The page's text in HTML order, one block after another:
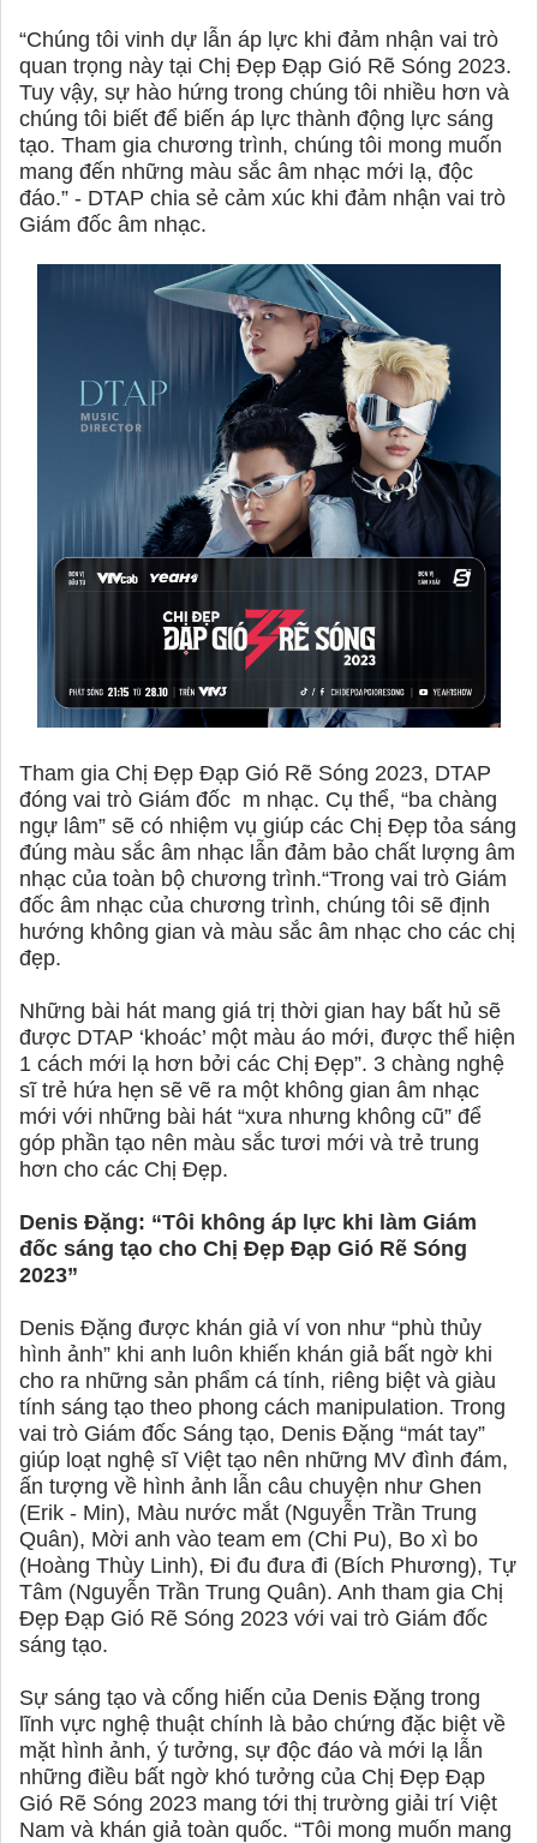
“Chúng tôi vinh dự lẫn áp lực khi đảm nhận vai trò
quan trọng này tại Chị Đẹp Đạp Gió Rẽ Sóng 2023.
Tuy vậy, sự hào hứng trong chúng tôi nhiều hơn và
chúng tôi biết để biến áp lực thành động lực sáng
tạo. Tham gia chương trình, chúng tôi mong muốn
mang đến những màu sắc âm nhạc mới lạ, độc
đáo.” - DTAP chia sẻ cảm xúc khi đảm nhận vai trò
Giám đốc âm nhạc.
Tham gia Chị Đẹp Đạp Gió Rẽ Sóng 2023, DTAP
đóng vai trò Giám đốc m nhạc. Cụ thể, “ba chàng
ngự lâm” sẽ có nhiệm vụ giúp các Chị Đẹp tỏa sáng
đúng màu sắc âm nhạc lẫn đảm bảo chất lượng âm
nhạc của toàn bộ chương trình.“Trong vai trò Giám
đốc âm nhạc của chương trình, chúng tôi sẽ định
hướng không gian và màu sắc âm nhạc cho các chị
đẹp.
Những bài hát mang giá trị thời gian hay bất hủ sẽ
được DTAP ‘khoác’ một màu áo mới, được thể hiện
1 cách mới lạ hơn bởi các Chị Đẹp”. 3 chàng nghệ
sĩ trẻ hứa hẹn sẽ vẽ ra một không gian âm nhạc
mới với những bài hát “xưa nhưng không cũ” để
góp phần tạo nên màu sắc tươi mới và trẻ trung
hơn cho các Chị Đẹp.
Denis Đặng: “Tôi không áp lực khi làm Giám
đốc sáng tạo cho Chị Đẹp Đạp Gió Rẽ Sóng
2023”
Denis Đặng được khán giả ví von như “phù thủy
hình ảnh” khi anh luôn khiến khán giả bất ngờ khi
cho ra những sản phẩm cá tính, riêng biệt và giàu
tính sáng tạo theo phong cách manipulation. Trong
vai trò Giám đốc Sáng tạo, Denis Đặng “mát tay”
giúp loạt nghệ sĩ Việt tạo nên những MV đình đám,
ấn tượng về hình ảnh lẫn câu chuyện như Ghen
(Erik - Min), Màu nước mắt (Nguyễn Trần Trung
Quân), Mời anh vào team em (Chi Pu), Bo xì bo
(Hoàng Thùy Linh), Đi đu đưa đi (Bích Phương), Tự
Tâm (Nguyễn Trần Trung Quân). Anh tham gia Chị
Đẹp Đạp Gió Rẽ Sóng 2023 với vai trò Giám đốc
sáng tạo.
Sự sáng tạo và cống hiến của Denis Đặng trong
lĩnh vực nghệ thuật chính là bảo chứng đặc biệt về
mặt hình ảnh, ý tưởng, sự độc đáo và mới lạ lẫn
những điều bất ngờ khó tưởng của Chị Đẹp Đạp
Gió Rẽ Sóng 2023 mang tới thị trường giải trí Việt
Nam và khán giả toàn quốc. “Tôi mong muốn mang